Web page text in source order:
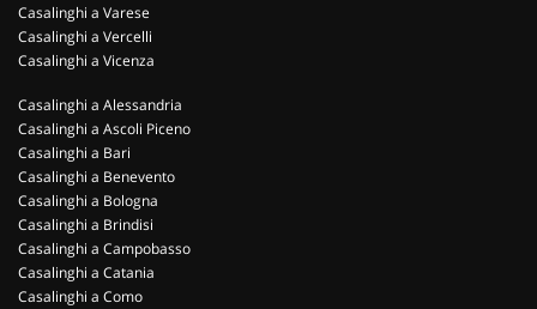
Casalinghi a Varese
Casalinghi a Vercelli
Casalinghi a Vicenza
Casalinghi a Alessandria
Casalinghi a Ascoli Piceno
Casalinghi a Bari
Casalinghi a Benevento
Casalinghi a Bologna
Casalinghi a Brindisi
Casalinghi a Campobasso
Casalinghi a Catania
Casalinghi a Como